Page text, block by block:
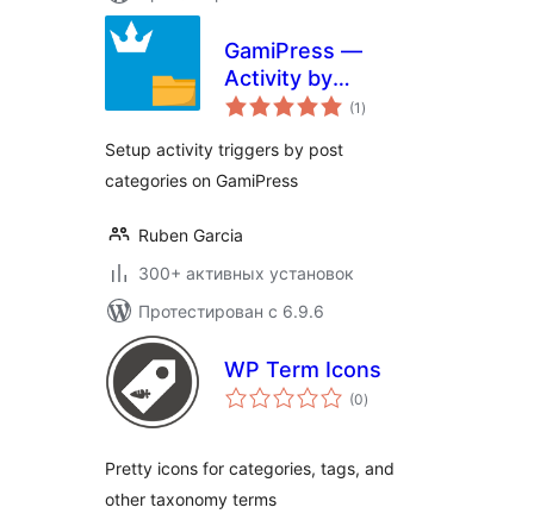
GamiPress —
Activity by
Category
(1 общий
рейтинг
)
Setup activity triggers by post
categories on GamiPress
Ruben Garcia
300+ активных установок
Протестирован с 6.9.6
WP Term Icons
(0общий
рейтинг
)
Pretty icons for categories, tags, and
other taxonomy terms